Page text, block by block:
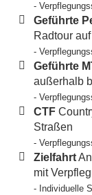
-
Geführte
Radtour
-
Geführte
außerhalb
-
CTF
Straßen
-
Zielfahrt
mit
- Individuelle